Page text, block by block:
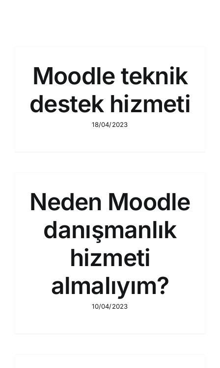
Moodle teknik
destek hizmeti
18/04/2023
Neden Moodle
danışmanlık
hizmeti
almalıyım?
10/04/2023